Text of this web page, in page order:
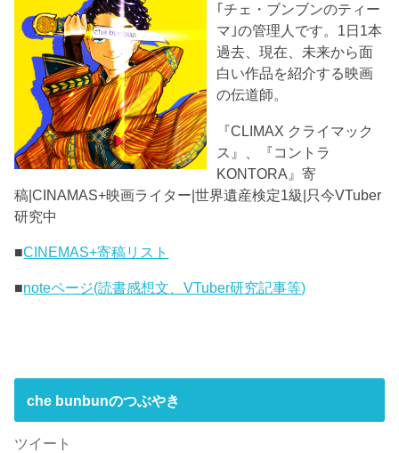
｢チェ・ブンブンのティー
マ｣の管理人です。1日1本
過去、現在、未来から面
白い作品を紹介する映画
の伝道師。
『CLIMAX クライマック
ス』、『コントラ
KONTORA』寄
稿|CINAMAS+映画ライター|世界遺産検定1級|只今VTuber
研究中
■CINEMAS+寄稿リスト
■noteページ(読書感想文、VTuber研究記事等)
che bunbunのつぶやき
ツイート